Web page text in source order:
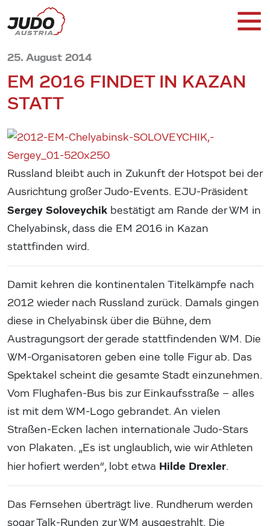
25. August 2014
EM 2016 FINDET IN KAZAN
STATT
Russland bleibt auch in Zukunft der Hotspot bei der
Ausrichtung großer Judo-Events. EJU-Präsident
Sergey Soloveychik bestätigt am Rande der WM in
Chelyabinsk, dass die EM 2016 in Kazan
stattfinden wird.
Damit kehren die kontinentalen Titelkämpfe nach
2012 wieder nach Russland zurück. Damals gingen
diese in Chelyabinsk über die Bühne, dem
Austragungsort der gerade stattfindenden WM. Die
WM-Organisatoren geben eine tolle Figur ab. Das
Spektakel scheint die gesamte Stadt einzunehmen.
Vom Flughafen-Bus bis zur Einkaufsstraße – alles
ist mit dem WM-Logo gebrandet. An vielen
Straßen-Ecken lachen internationale Judo-Stars
von Plakaten. „Es ist unglaublich, wie wir Athleten
hier hofiert werden“, lobt etwa Hilde Drexler.
Das Fernsehen überträgt live. Rundherum werden
sogar Talk-Runden zur WM ausgestrahlt. Die